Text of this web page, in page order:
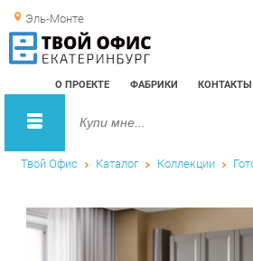
Эль-Монте
О ПРОЕКТЕ ФАБРИКИ КОНТАКТЫ
Твой Офис Каталог Коллекции